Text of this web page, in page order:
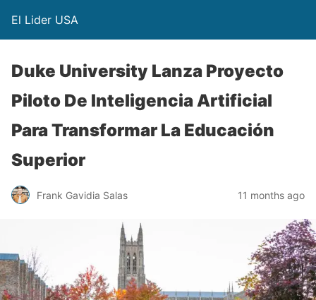
El Lider USA
Duke University Lanza Proyecto
Piloto De Inteligencia Artificial
Para Transformar La Educación
Superior
Frank Gavidia Salas 11 months ago